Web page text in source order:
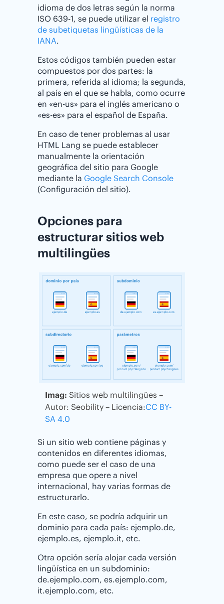
idioma de dos letras según la norma
ISO 639-1, se puede utilizar el registro
de subetiquetas lingüísticas de la
IANA.
Estos códigos también pueden estar
compuestos por dos partes: la
primera, referida al idioma; la segunda,
al país en el que se habla, como ocurre
en «en-us» para el inglés americano o
«es-es» para el español de España.
En caso de tener problemas al usar
HTML Lang se puede establecer
manualmente la orientación
geográfica del sitio para Google
mediante la Google Search Console
(Configuración del sitio).
Opciones para
estructurar sitios web
multilingües
Imag: Sitios web multilingües –
Autor: Seobility – Licencia:CC BY-
SA 4.0
Si un sitio web contiene páginas y
contenidos en diferentes idiomas,
como puede ser el caso de una
empresa que opere a nivel
internacional, hay varias formas de
estructurarlo.
En este caso, se podría adquirir un
dominio para cada país: ejemplo.de,
ejemplo.es, ejemplo.it, etc.
Otra opción sería alojar cada versión
lingüística en un subdominio:
de.ejemplo.com, es.ejemplo.com,
it.ejemplo.com, etc.